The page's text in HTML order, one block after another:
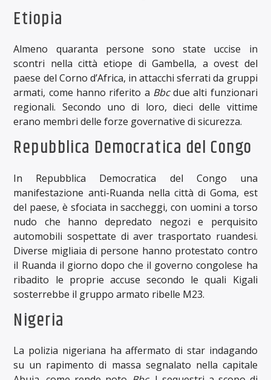
Etiopia
Almeno quaranta persone sono state uccise in
scontri nella città etiope di Gambella, a ovest del
paese del Corno d’Africa, in attacchi sferrati da gruppi
armati, come hanno riferito a Bbcdue alti funzionari
regionali. Secondo uno di loro, dieci delle vittime
erano membri delle forze governative di sicurezza.
Repubblica Democratica del Congo
In Repubblica Democratica del Congo una
manifestazione anti-Ruanda nella città di Goma, est
del paese, è sfociata in saccheggi, con uomini a torso
nudo che hanno depredato negozi e perquisito
automobili sospettate di aver trasportato ruandesi.
Diverse migliaia di persone hanno protestato contro
il Ruanda il giorno dopo che il governo congolese ha
ribadito le proprie accuse secondo le quali Kigali
sosterrebbe il gruppo armato ribelle M23.
Nigeria
La polizia nigeriana ha affermato di star indagando
su un rapimento di massa segnalato nella capitale